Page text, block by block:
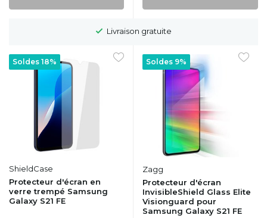
Délai de rétractation de 100 jours
Soldes 18%
ShieldCase
Protecteur d'écran en
verre trempé Samsung
Galaxy S21 FE
Soldes 9%
Zagg
Protecteur d'écran
InvisibleShield Glass Elite
Visionguard pour
Samsung Galaxy S21 FE